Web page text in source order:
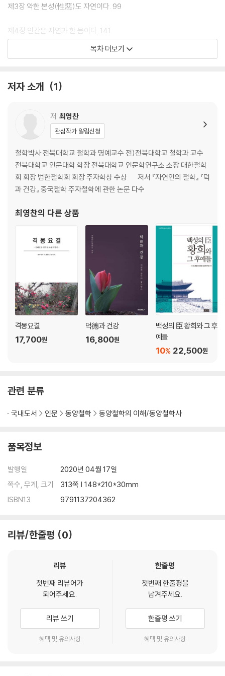
제3장 악한 본성(性惡)도 자연이다. 99
제4장 인간은 자연과 한 몸이다. 141
제5장 정감(情感)은 자연현상이다. 179
제8장 본성은 자연이고 마음은 인간이다. 287
목차 더보기
저자 소개 1
저 최영찬
관심작가 알림신청
철학박사 전북대학교 철학과 명예교수 전)전북대학교 철학과 교수
전북대학교 인문대학 학장 전북대학교 인문학연구소 소장 대한철학
회 회장 범한철학회 회장 주자학상 수상 저서 『자연인의 철학』 『덕
과 건강』 중국철학 주자철학에 관한 논문 다수
최영찬의 다른 상품
격몽요결
17,700원
덕德과 건강
16,800원
백성의 臣 황희와 그 후
예들
22,500원
10%
관련 분류
국내도서 인문 동양철학 동양철학의 이해/동양철학사
품목정보
발행일
2020년 04월 17일
쪽수, 무게, 크기
313쪽 | 148*210*30mm
ISBN13
9791137204362
리뷰/한줄평 0
리뷰
첫번째 리뷰어가
되어주세요.
리뷰 쓰기
혜택 및 유의사항
한줄평
첫번째 한줄평을
남겨주세요.
한줄평 쓰기
혜택 및 유의사항